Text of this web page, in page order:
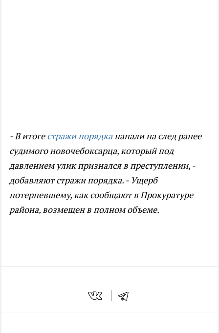
- В итогестражи порядканапали на след ранее
судимого новочебоксарца, который под
давлением улик признался в преступлении, -
добавляют стражи порядка. - Ущерб
потерпевшему, как сообщают в Прокуратуре
района, возмещен в полном объеме.